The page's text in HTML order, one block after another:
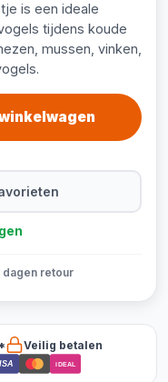
is een ideale
tijdens koude
mussen, vinken,
dagen retour
Veilig betalen
iDEAL